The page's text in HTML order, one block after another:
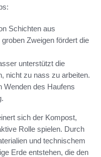
Schichten aus
Zweigen fördert die
unterstützt die
nicht zu nass zu arbeiten.
Wenden des Haufens
sich der Kompost,
Rolle spielen. Durch
und technischem
Erde entstehen, die den